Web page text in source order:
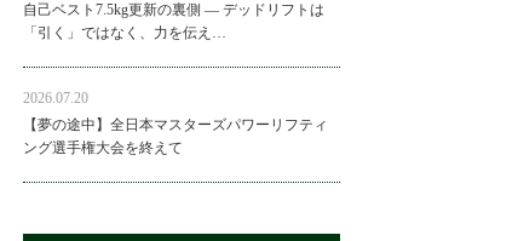
自己ベスト7.5kg更新の裏側 ― デッドリフトは
「引く」ではなく、力を伝え…
2026.07.20
【夢の途中】全日本マスターズパワーリフティ
ング選手権大会を終えて